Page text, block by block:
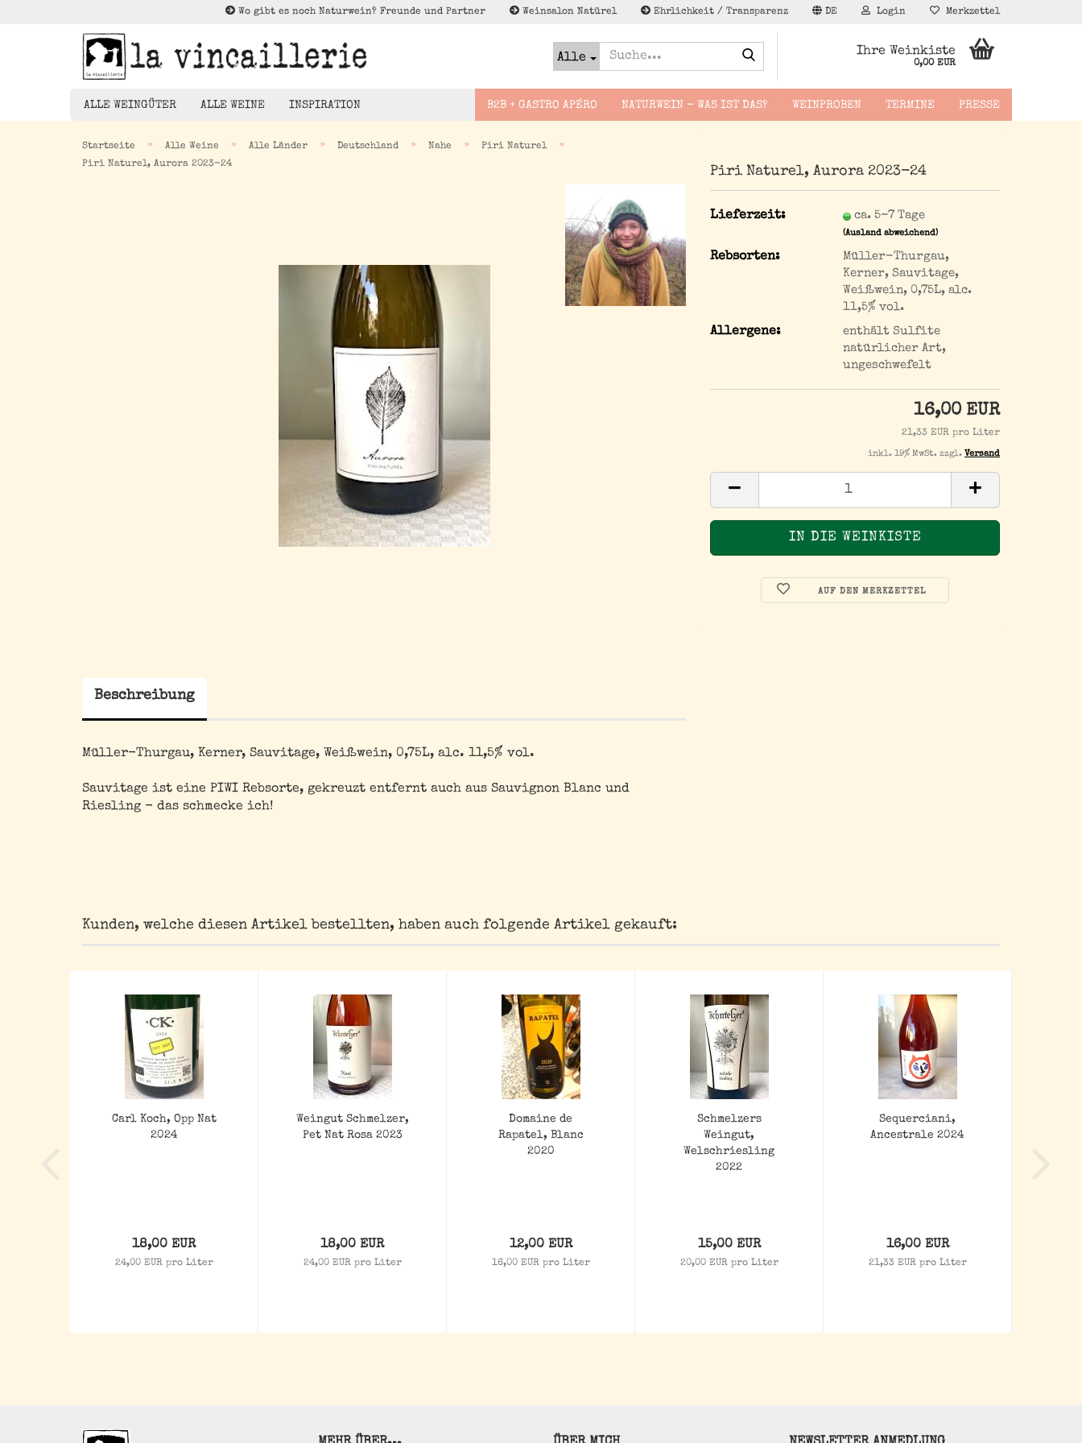
Wo gibt es noch Naturwein? Freunde und Partner Weinsalon Natürel Ehrlichkeit / Transparenz DE Login Merkzettel
Alle Ihre Weinkiste
0,00 EUR
ALLE WEINGÜTER ALLE WEINE
Pet Nat/ Bubbles
Italien
Österreich
Griechenland
Not Natural im Sinne
der Vincaillerie -
trotzdem gut!
Cider - Apfel Pet Nat
Wenig to NO/Low to NO
Alk - Met, Verjus und
co
INSPIRATION
Entdeckungsreise
Lektüre zu Naturwein
B2B + GASTRO APÉRO NATURWEIN - WAS IST DAS? WEINPROBEN TERMINE PRESSE
Startseite » Alle Weine » Alle Länder » Deutschland » Nahe » Piri Naturel »
Piri Naturel, Aurora 2023-24 Piri Naturel, Aurora 2023-24
Lieferzeit: ca. 5-7 Tage
(Ausland abweichend)
Rebsorten:
Müller-Thurgau,
Kerner, Sauvitage,
Weißwein, 0,75L, alc.
11,5% vol.
Allergene:
enthält Sulfite
natürlicher Art,
ungeschwefelt
16,00 EUR
21,33 EUR pro Liter
inkl. 19% MwSt. zzgl. Versand
AUF DEN MERKZETTEL
Beschreibung
Müller-Thurgau, Kerner, Sauvitage, Weißwein, 0,75L, alc. 11,5% vol.
Sauvitage ist eine PIWI Rebsorte, gekreuzt entfernt auch aus Sauvignon Blanc und
Riesling - das schmecke ich!
Kunden, welche diesen Artikel bestellten, haben auch folgende Artikel gekauft:
Carl Koch, Opp Nat
2024
18,00 EUR
24,00 EUR pro Liter
Weingut Schmelzer,
Pet Nat Rosa 2023
18,00 EUR
24,00 EUR pro Liter
Domaine de
Rapatel, Blanc
2020
12,00 EUR
16,00 EUR pro Liter
Schmelzers
Weingut,
Welschriesling
2022
15,00 EUR
20,00 EUR pro Liter
Sequerciani,
Ancestrale 2024
16,00 EUR
21,33 EUR pro Liter